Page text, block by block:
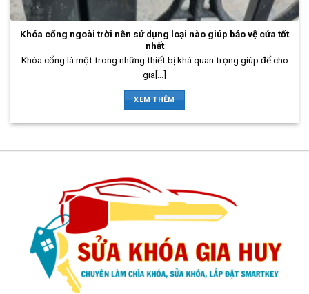
Khóa cổng ngoài trời nên sử dụng loại nào giúp bảo vệ cửa tốt
nhất
Khóa cổng là một trong những thiết bị khá quan trọng giúp để cho
gia[...]
XEM THÊM